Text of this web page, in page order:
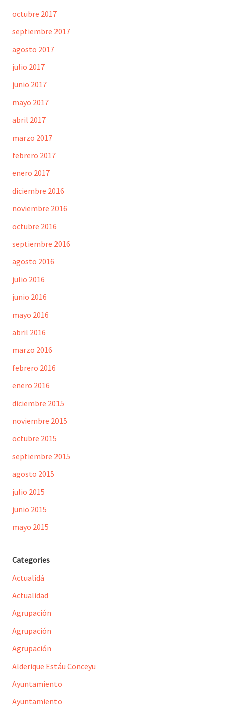
octubre 2017
septiembre 2017
agosto 2017
julio 2017
junio 2017
mayo 2017
abril 2017
marzo 2017
febrero 2017
enero 2017
diciembre 2016
noviembre 2016
octubre 2016
septiembre 2016
agosto 2016
julio 2016
junio 2016
mayo 2016
abril 2016
marzo 2016
febrero 2016
enero 2016
diciembre 2015
noviembre 2015
octubre 2015
septiembre 2015
agosto 2015
julio 2015
junio 2015
mayo 2015
Categories
Actualidá
Actualidad
Agrupación
Agrupación
Agrupación
Alderique Estáu Conceyu
Ayuntamiento
Ayuntamiento